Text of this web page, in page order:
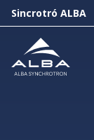
Sincrotró ALBA